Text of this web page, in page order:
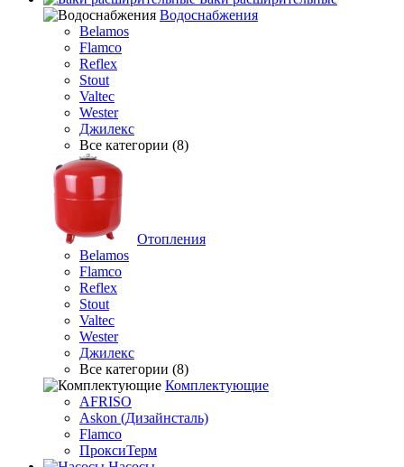
Водоснабжения
Belamos
Flamco
Reflex
Stout
Valtec
Wester
Джилекс
Все категории (8)
Отопления
Belamos
Flamco
Reflex
Stout
Valtec
Wester
Джилекс
Все категории (8)
Комплектующие
AFRISO
Askon (Дизайнсталь)
Flamco
ПроксиТерм